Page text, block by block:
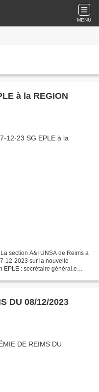
MENU
à la REGION
section A&I UNSA de Reims a
12-2023 sur la nouvelle
EPLE : secrétaire général.e
DU 08/12/2023